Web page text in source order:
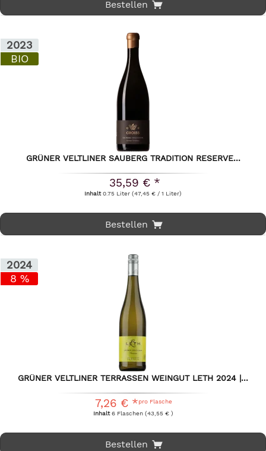
Bestellen
2023
BIO
GRÜNER VELTLINER SAUBERG TRADITION RESERVE...
35,59 € *
Inhalt0.75 Liter(47,45 € / 1 Liter)
Bestellen
2024
8 %
GRÜNER VELTLINER TERRASSEN WEINGUT LETH 2024 |...
7,26 € *pro Flasche
Inhalt6 Flaschen (43,55 € )
Bestellen